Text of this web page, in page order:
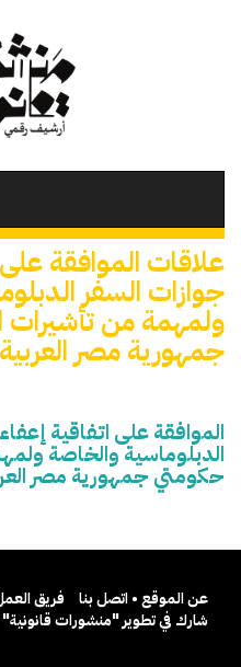
علاقات الموافقة
جوازات السفر
ولمهمة من
جمهورية مصر
الموافقة على اتفاقية
الدبلوماسية والخاصة
حكومتي جمهورية مصر
عن الموقع • اتصل بنا
فريق
شارك في تطوير "منشورات قانونية"